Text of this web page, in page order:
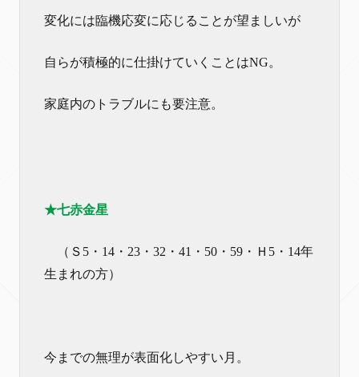
変化には臨機応変に応じることが望ましいが
自らが積極的に仕掛けていくことはNG。
家庭内のトラブルにも要注意。
★七赤金星
（Ｓ5・14・23・32・41・50・59・Ｈ5・14年
生まれの方）
今までの無理が表面化しやすい月。